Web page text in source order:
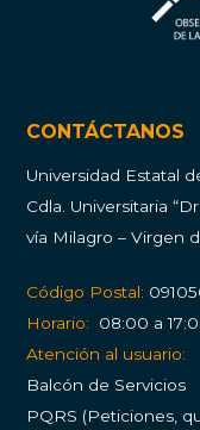
CONTÁCTANOS
Universidad Estatal
Cdla. Universitaria
vía Milagro – Virgen
Código Postal:
Horario:
08:00 a
Atención al usuario:
Balcón de Servicios
PQRS (Peticiones,